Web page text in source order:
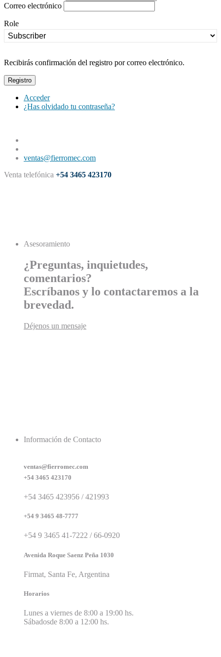
Correo electrónico
Role
Recibirás confirmación del registro por correo electrónico.
Registro
Acceder
¿Has olvidado tu contraseña?
ventas@fierromec.com
Venta telefónica +54 3465 423170
Asesoramiento
¿Preguntas, inquietudes,
comentarios?
Escríbanos y lo contactaremos a la
brevedad.
Déjenos un mensaje
Información de Contacto
ventas@fierromec.com
+54 3465 423170
+54 3465 423956 / 421993
+54 9 3465 48-7777
+54 9 3465 41-7222 / 66-0920
Avenida Roque Saenz Peña 1030
Firmat, Santa Fe, Argentina
Horarios
Lunes a viernes de 8:00 a 19:00 hs.
Sábadosde 8:00 a 12:00 hs.